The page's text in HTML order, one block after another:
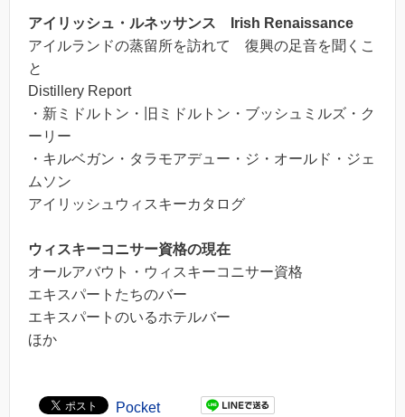
アイリッシュ・ルネッサンス Irish Renaissance
アイルランドの蒸留所を訪れて 復興の足音を聞くこ
と
Distillery Report
・新ミドルトン・旧ミドルトン・ブッシュミルズ・ク
ーリー
・キルベガン・タラモアデュー・ジ・オールド・ジェ
ムソン
アイリッシュウィスキーカタログ
ウィスキーコニサー資格の現在
オールアバウト・ウィスキーコニサー資格
エキスパートたちのバー
エキスパートのいるホテルバー
ほか
Pocket